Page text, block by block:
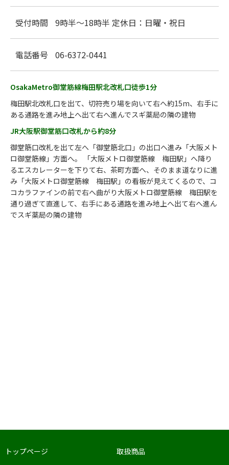
受付時間 9時半～18時半 定休日：日曜・祝日
電話番号 06-6372-0441
OsakaMetro御堂筋線梅田駅北改札口徒歩1分
梅田駅北改札口を出て、切符売り場を向いて右へ約15m、右手に
ある通路を進み地上へ出て右へ進んでスギ薬局の隣の建物
JR大阪駅御堂筋口改札から約8分
御堂筋口改札を出て左へ「御堂筋北口」の出口へ進み「大阪メト
ロ御堂筋線」方面へ。 「大阪メトロ御堂筋線 梅田駅」へ降り
るエスカレーターを下りて右、茶町方面へ、そのまま道なりに進
み「大阪メトロ御堂筋線 梅田駅」の看板が見えてくるので、コ
コカラファインの前で右へ曲がり大阪メトロ御堂筋線 梅田駅を
通り過ぎて直進して、右手にある通路を進み地上へ出て右へ進ん
でスギ薬局の隣の建物
トップページ
取扱商品